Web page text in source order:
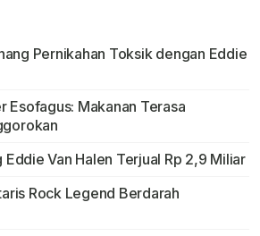
Pernikahan Toksik dengan Eddie
Esofagus: Makanan Terasa
Van Halen Terjual Rp 2,9 Miliar
Rock Legend Berdarah